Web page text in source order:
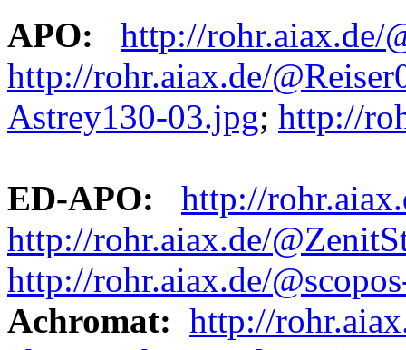
APO: http://rohr.aiax.de/
http://rohr.aiax.de/
Astrey130-03.jpg; http://
ED-APO:
http://
http://rohr.aiax.de/
http://rohr.aiax.de/
Achromat: http://